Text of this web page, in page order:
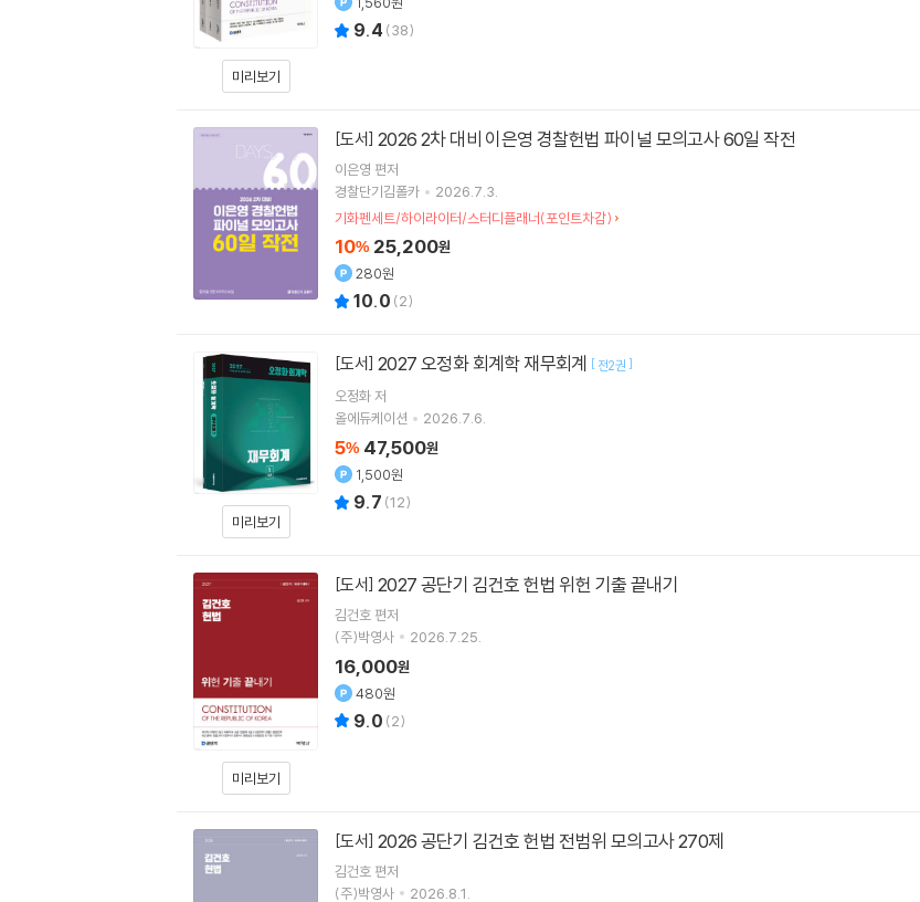
미리보기
9.4 (38)
[도서] 2026 2차 대비 이은영 경찰헌법 파이널 모의고사 60일 작전
이은영 편저
경찰단기김폴카
2026.7.3.
기화펜세트/하이라이터/스터디플래너(포인트차감)
10% 25,200원
280원
10.0 (2)
미리보기
[도서] 2027 오정화 회계학 재무회계 [ 전2권 ]
오정화저
올에듀케이션
2026.7.6.
5% 47,500원
1,500원
9.7 (12)
미리보기
[도서] 2027 공단기 김건호 헌법 위헌 기출 끝내기
김건호 편저
(주)박영사
2026.7.25.
16,000원
480원
9.0 (2)
[도서] 2026 공단기 김건호 헌법 전범위 모의고사 270제
김건호 편저
(주)박영사
2026.8.1.